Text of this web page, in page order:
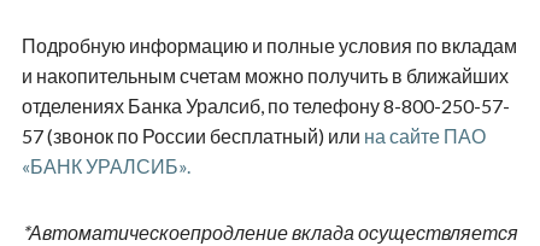
Подробную информацию и полные условия по вкладам
и накопительным счетам можно получить в ближайших
отделениях Банка Уралсиб, по телефону 8-800-250-57-
57 (звонок по России бесплатный) или на сайте ПАО
«БАНК УРАЛСИБ».
*Автоматическоепродление вклада осуществляется